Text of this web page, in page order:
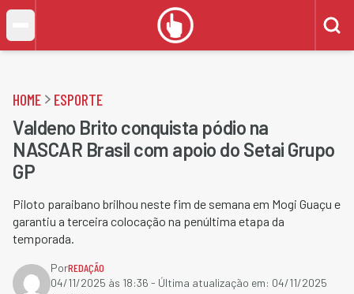
HOME ESPORTE
Valdeno Brito conquista pódio na
NASCAR Brasil com apoio do Setai Grupo
GP
Piloto paraibano brilhou neste fim de semana em Mogi Guaçu e
garantiu a terceira colocação na penúltima etapa da
temporada.
PorREDAÇÃO
04/11/2025 às 18:36 - Última atualização em: 04/11/2025